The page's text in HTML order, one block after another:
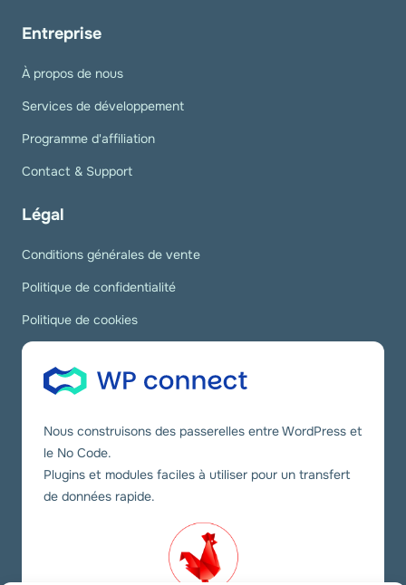
Entreprise
À propos de nous
Services de développement
Programme d'affiliation
Contact & Support
Légal
Conditions générales de vente
Politique de confidentialité
Politique de cookies
Nous construisons des passerelles entre WordPress et
le No Code.
Plugins et modules faciles à utiliser pour un transfert
de données rapide.